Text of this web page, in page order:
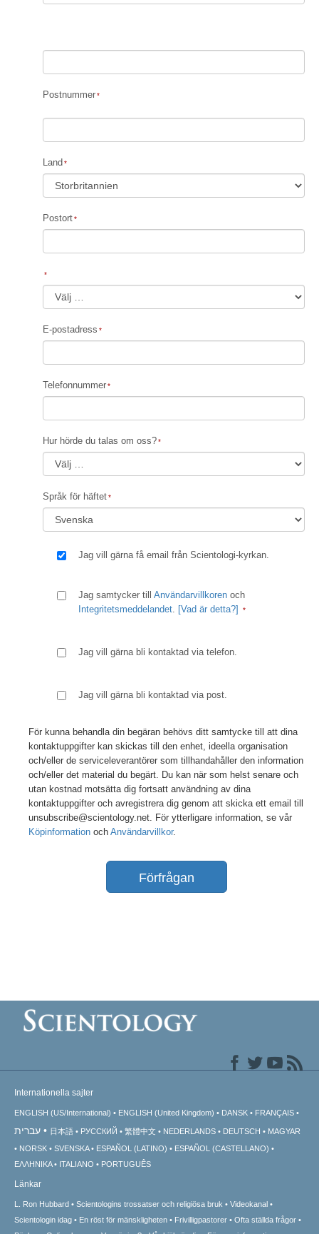
Postnummer
Land
Postort
E-postadress
Telefonnummer
Hur hörde du talas om oss?
Språk för häftet
Jag vill gärna få email från Scientologi-kyrkan.
Jag samtycker till Användarvillkoren och
Integritetsmeddelandet. [Vad är detta?]
Jag vill gärna bli kontaktad via telefon.
Jag vill gärna bli kontaktad via post.
För kunna behandla din begäran behövs ditt samtycke till att dina
kontaktuppgifter kan skickas till den enhet, ideella organisation
och/eller de serviceleverantörer som tillhandahåller den information
och/eller det material du begärt. Du kan när som helst senare och
utan kostnad motsätta dig fortsatt användning av dina
kontaktuppgifter och avregistrera dig genom att skicka ett email till
unsubscribe@scientology.net. För ytterligare information, se vår
Köpinformation och Användarvillkor.
Förfrågan
Internationella sajter
ENGLISH (US/International) ENGLISH (United Kingdom) DANSK FRANÇAIS
עברית 日本語 РУССКИЙ 繁體中文 NEDERLANDS DEUTSCH
MAGYAR
NORSK
SVENSKA ESPAÑOL (LATINO)
ESPAÑOL (CASTELLANO)
ΕΛΛΗΝΙΚA
ITALIANO PORTUGUÊS
Länkar
L. Ron Hubbard Scientologins trossatser och religiösa bruk
Videokanal
Scientologin idag
En röst för mänskligheten Frivilligpastorer
Ofta ställda frågor